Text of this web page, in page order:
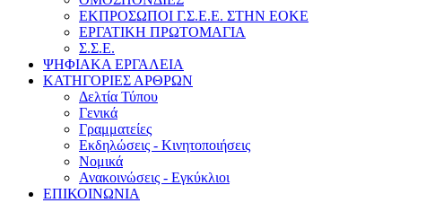
ΕΚΠΡΟΣΩΠΟΙ Γ.Σ.Ε.Ε. ΣΤΗΝ ΕΟΚΕ
ΕΡΓΑΤΙΚΗ ΠΡΩΤΟΜΑΓΙΑ
Σ.Σ.Ε.
ΨΗΦΙΑΚΑ ΕΡΓΑΛΕΙΑ
ΚΑΤΗΓΟΡΙΕΣ ΑΡΘΡΩΝ
Δελτία Τύπου
Γενικά
Γραμματείες
Εκδηλώσεις - Κινητοποιήσεις
Νομικά
Ανακοινώσεις - Εγκύκλιοι
ΕΠΙΚΟΙΝΩΝΙΑ